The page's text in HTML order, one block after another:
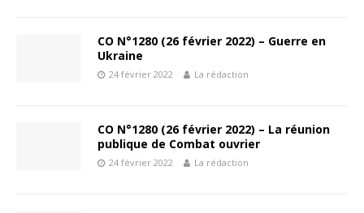
CO N°1280 (26 février 2022) – Guerre en
Ukraine
24 février 2022 La rédaction
CO N°1280 (26 février 2022) – La réunion
publique de Combat ouvrier
24 février 2022 La rédaction